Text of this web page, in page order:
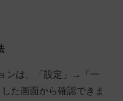
ンは、「設定」→「一
た画面から確認できま